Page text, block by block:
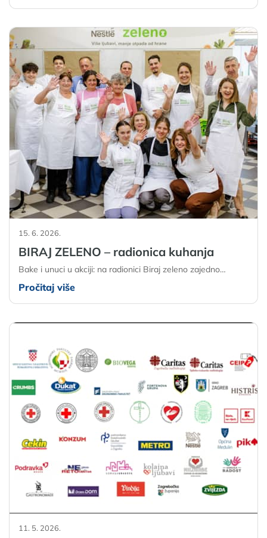
15. 6. 2026.
BIRAJ ZELENO – radionica kuhanja
Bake i unuci u akciji: na radionici Biraj zeleno zajedno…
Pročitaj više
11. 5. 2026.